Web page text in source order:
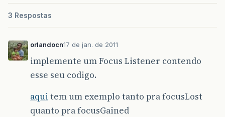
3 Respostas
orlandocn17 de jan. de 2011
implemente um Focus Listener contendo
esse seu codigo.
aqui tem um exemplo tanto pra focusLost
quanto pra focusGained